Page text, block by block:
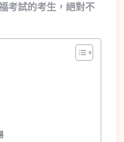
考試的考生，絕對不